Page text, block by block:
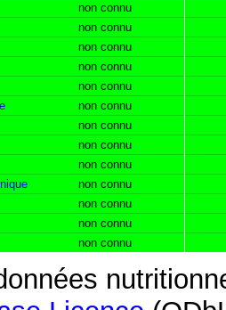
non connu
non connu
non connu
non connu
non connu
non connu
non connu
non connu
non connu
non connu
non connu
non connu
non connu